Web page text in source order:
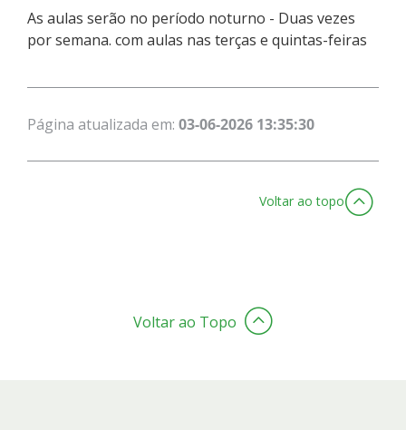
As aulas serão no período noturno - Duas vezes
por semana. com aulas nas terças e quintas-feiras
Página atualizada em: 03-06-2026 13:35:30
Voltar ao topo
Voltar ao Topo